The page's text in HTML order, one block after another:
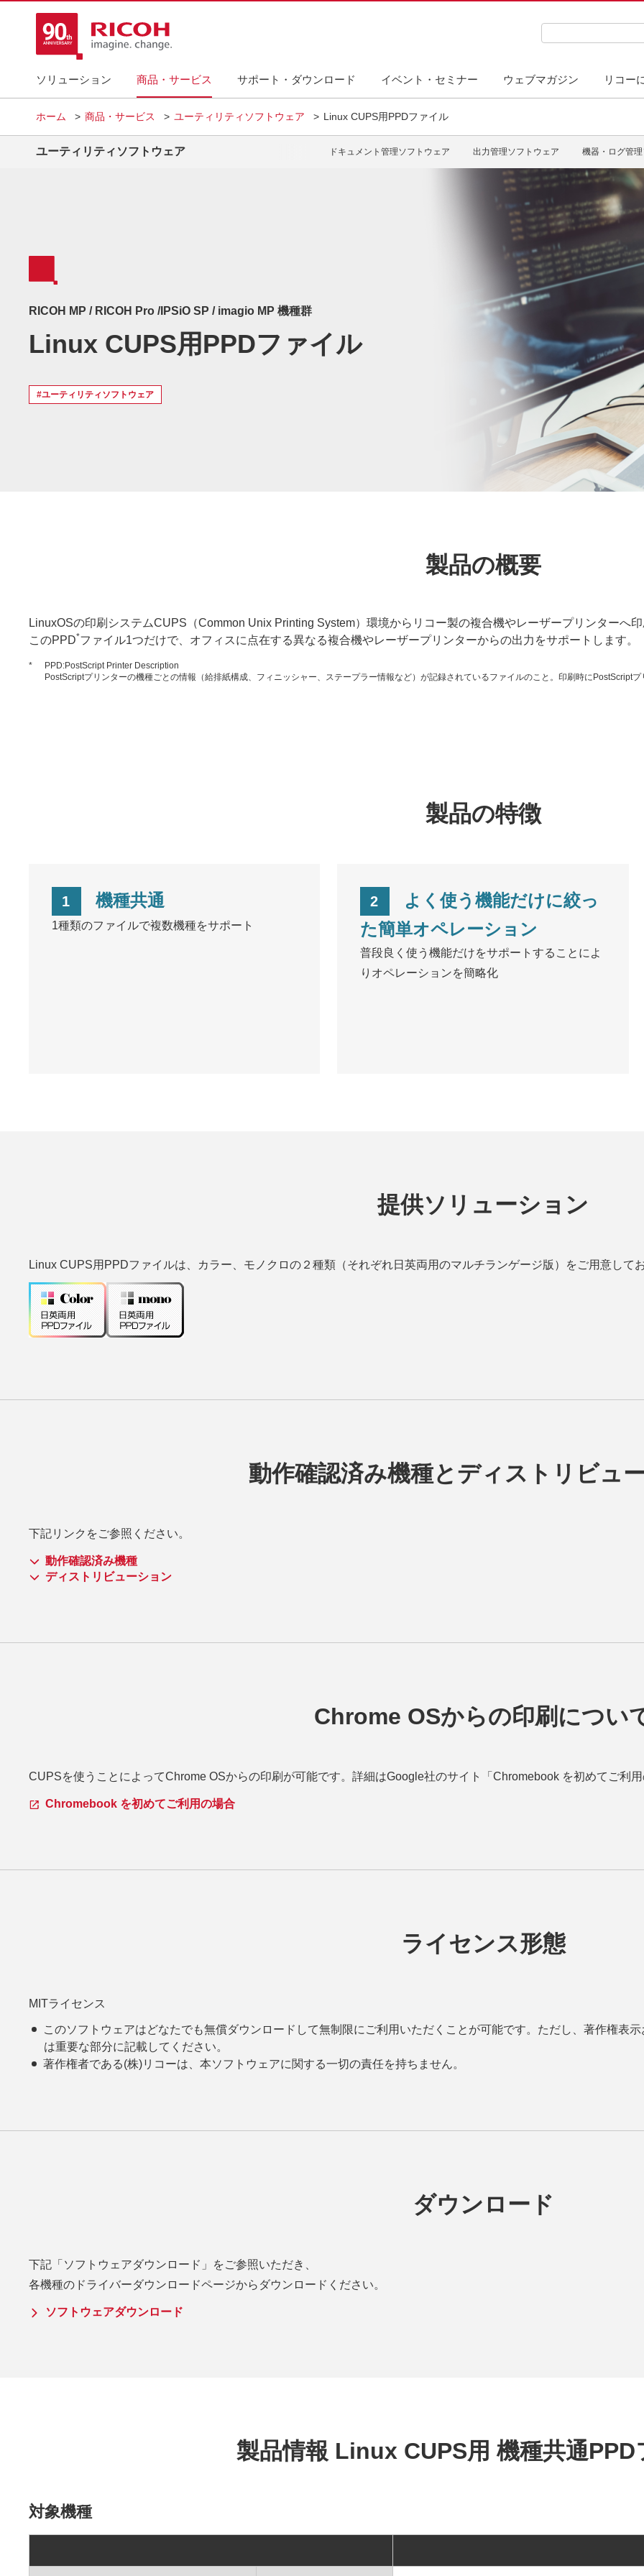
ソリューション 商品・サービス サポート・ダウンロード イベント・セミナー ウェブマガジン リコー
検索キーワード入力
ホーム 商品・サービス ユーティリティソフトウェア Linux CUPS用PPDファイル
ユーティリティソフトウェア ドキュメント管理ソフトウェア 出力管理ソフトウェア 機器・ログ管
RICOH MP / RICOH Pro /IPSiO SP / imagio MP 機種群
Linux CUPS用PPDファイル
#ユーティリティソフトウェア
製品の概要
LinuxOSの印刷システムCUPS（Common Unix Printing System）環境からリコー製の複合機やレーザープリンターへ
このPPD*ファイル1つだけで、オフィスに点在する異なる複合機やレーザープリンターからの出力をサポートします。
*
PPD:PostScript Printer Description
PostScriptプリンターの機種ごとの情報（給排紙構成、フィニッシャー、ステープラー情報など）が記録されているファイルのこと。印刷時にPostScript
製品の特徴
1 機種共通
1種類のファイルで複数機種をサポート
2
よく使う機能だけに絞っ
た簡単オペレーション
普段良く使う機能だけをサポートすることによ
りオペレーションを簡略化
提供ソリューション
Linux CUPS用PPDファイルは、カラー、モノクロの２種類（それぞれ日英両用のマルチランゲージ版）をご用意して
動作確認済み機種とディストリビュ
下記リンクをご参照ください。
動作確認済み機種
ディストリビューション
Chrome OSからの印刷につい
CUPSを使うことによってChrome OSからの印刷が可能です。詳細はGoogle社のサイト「Chromebook を初めてご利
Chromebook を初めてご利用の場合
ライセンス形態
MITライセンス
このソフトウェアはどなたでも無償ダウンロードして無制限にご利用いただくことが可能です。ただし、著作権表
は重要な部分に記載してください。
著作権者である(株)リコーは、本ソフトウェアに関する一切の責任を持ちません。
ダウンロード
下記「ソフトウェアダウンロード」をご参照いただき、
各機種のドライバーダウンロードページからダウンロードください。
ソフトウェアダウンロード
製品情報 Linux CUPS用 機種共通PPD
対象機種